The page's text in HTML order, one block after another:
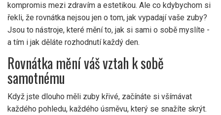
kompromis mezi zdravím a estetikou. Ale co kdybychom si
řekli, že rovnátka nejsou jen o tom, jak vypadají vaše zuby?
Jsou to nástroje, které mění to, jak si sami o sobě myslíte -
a tím i jak děláte rozhodnutí každý den.
Rovnátka mění váš vztah k sobě
samotnému
Když jste dlouho měli zuby křivé, začínáte si všímávat
každého pohledu, každého úsměvu, který se snažíte skrýt.